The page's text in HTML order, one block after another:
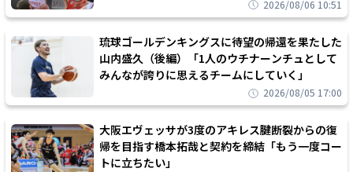
2026/08/06 10:51
琉球ゴールデンキングスに待望の帰還を果たした
山内盛久（後編）「1人のウチナーンチュとして
みんなが誇りに思えるチームにしていく」
2026/08/05 17:00
大阪エヴェッサが3度のアキレス腱断裂からの復
帰を目指す橋本拓哉と契約を締結「もう一度コー
トに立ちたい」